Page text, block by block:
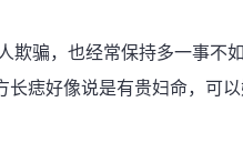
欺骗，也经常保持多一事不
痣好像说是有贵妇命，可以